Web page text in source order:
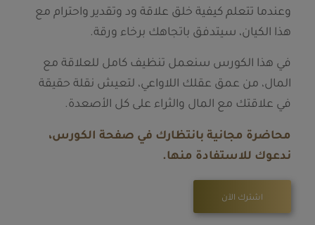
وعندما تتعلم كيفية خلق علاقة ود وتقدير واحترام مع
هذا الكيان، سيتدفق باتجاهك برخاء ورقة.
في هذا الكورس سنعمل تنظيف كامل للعلاقة مع
المال، من عمق عقلك اللاواعي، لتعيش نقلة حقيقة
في علاقتك مع المال والثراء على كل الأصعدة.
محاضرة مجانية بانتظارك في صفحة الكورس،
ندعوك للاستفادة منها.
اشترك الآن